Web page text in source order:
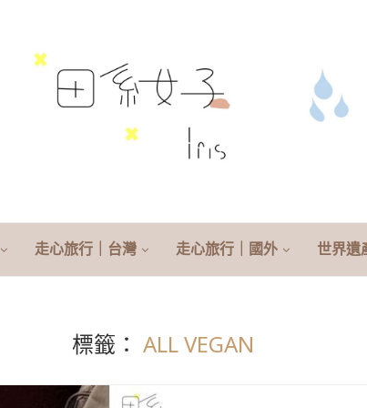
走心旅行｜台灣 走心旅行｜國外 世界遺
標籤： ALL VEGAN